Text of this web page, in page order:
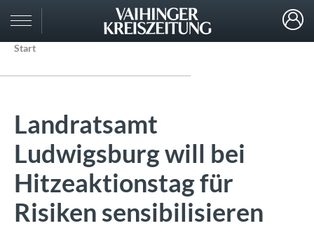
Start
Landratsamt
Ludwigsburg will bei
Hitzeaktionstag für
Risiken sensibilisieren